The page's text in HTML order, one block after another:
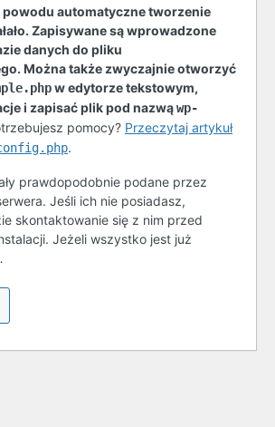
automatyczne tworzenie
Zapisywane są wprowadzone
danych do pliku
Można także zwyczajnie otworzyć
w edytorze tekstowym,
i zapisać plik pod nazwąwp-
pomocy? Przeczytaj artykuł
.
prawdopodobnie podane przez
Jeśli ich nie posiadasz,
skontaktowanie się z nim przed
Jeżeli wszystko jest już